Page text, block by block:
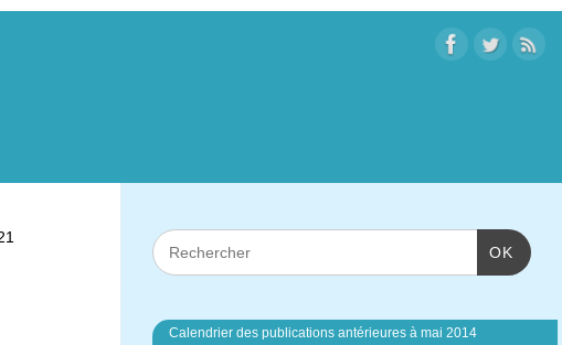
OK
Calendrier des publications antérieures à mai 2014